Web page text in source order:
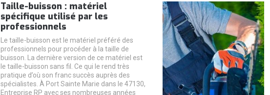
Taille-buisson : matériel
spécifique utilisé par les
professionnels
Le taille-buisson est le matériel préféré des
professionnels pour procéder à la taille de
buisson. La dernière version de ce matériel est
le taille-buisson sans fil. Ce qui le rend très
pratique d’où son franc succès auprès des
spécialistes. À Port Sainte Marie dans le 47130,
Entreprise RP avec ses nombreuses années